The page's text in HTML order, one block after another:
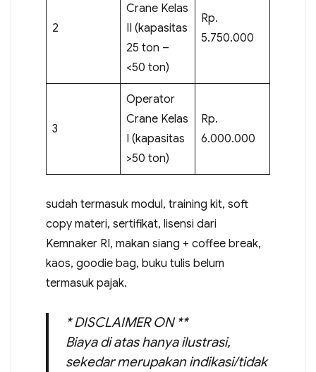
2
Crane Kelas
II (kapasitas
25 ton –
<50 ton)
Rp.
5.750.000
3
Operator
Crane Kelas
I (kapasitas
>50 ton)
Rp.
6.000.000
sudah termasuk modul, training kit, soft
copy materi, sertifikat, lisensi dari
Kemnaker RI, makan siang + coffee break,
kaos, goodie bag, buku tulis belum
termasuk pajak.
* DISCLAIMER ON **
Biaya di atas hanya ilustrasi,
sekedar merupakan indikasi/tidak